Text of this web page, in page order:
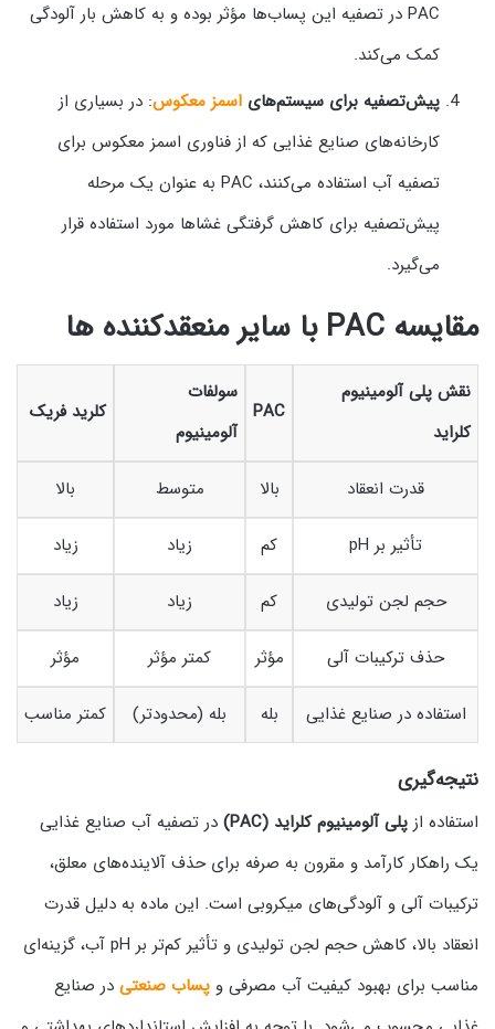
PAC در تصفیه این پساب‌ها مؤثر بوده و به کاهش بار آلودگی
کمک می‌کند.
پیش‌تصفیه برای سیستم‌های اسمز معکوس: در بسیاری از
کارخانه‌های صنایع غذایی که از فناوری اسمز معکوس برای
تصفیه آب استفاده می‌کنند، PAC به عنوان یک مرحله
پیش‌تصفیه برای کاهش گرفتگی غشاها مورد استفاده قرار
می‌گیرد.
مقایسه PAC با سایر منعقدکننده‌ ها
نقش پلی آلومینیوم
کلراید
PAC
سولفات
آلومینیوم
کلرید فریک
قدرت انعقاد بالا متوسط بالا
تأثیر بر pH کم زیاد زیاد
حجم لجن تولیدی کم زیاد زیاد
حذف ترکیبات آلی مؤثر کمتر مؤثر مؤثر
استفاده در صنایع غذایی بله بله (محدودتر) کمتر مناسب
نتیجه‌گیری
استفاده از پلی آلومینیوم کلراید (PAC)
در تصفیه آب صنایع غذایی
یک راهکار کارآمد و مقرون‌ به‌ صرفه برای حذف آلاینده‌های معلق،
ترکیبات آلی و آلودگی‌های میکروبی است. این ماده به دلیل قدرت
انعقاد بالا، کاهش حجم لجن تولیدی و تأثیر کم‌تر بر pH آب، گزینه‌ای
مناسب برای بهبود کیفیت آب مصرفی و پساب صنعتی در صنایع